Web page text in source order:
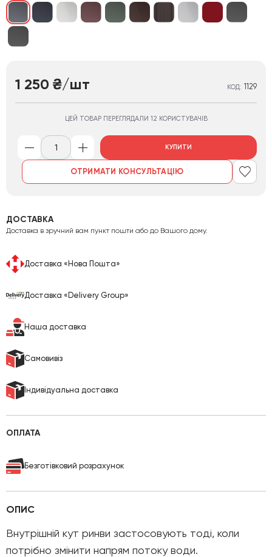
1 250 ₴/шт КОД: 1129
ЦЕЙ ТОВАР ПЕРЕГЛЯДАЛИ 12 КОРИСТУВАЧІВ
КУПИТИ
ОТРИМАТИ КОНСУЛЬТАЦІЮ
ДОСТАВКА
Доставка в зручний вам пункт пошти або до Вашого дому.
Доставка «Нова Пошта»
Доставка «Delivery Group»
Наша доставка
Cамовивіз
Індивідуальна доставка
ОПЛАТА
Безготівковий розрахунок
ОПИС
Внутрішній кут ринви застосовують тоді, коли
потрібно змінити напрям потоку води.